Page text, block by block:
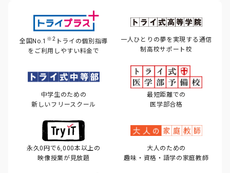
全国No.1 ※2 トライの個別指導
を ご利用しやすい料金で
一人ひとりの夢を実現する 通信
制高校サポート校
中学生のための
新しいフリースクール
最短距離での
医学部合格
永久0円で6,000本以上の
映像授業が見放題
大人のための
趣味・資格・語学の家庭教師